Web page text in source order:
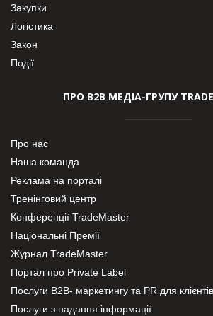
Закупки
Логістика
Закон
Події
ПРО В2В МЕДІА-ГРУПУ
Про нас
Наша команда
Реклама на порталі
Тренінговий центр
Конференції TradeMaster
Національні Премії
Журнал TradeMaster
Портал про Private Label
Послуги В2В- маркетингу та PR для клієнтів
Послуги з надання інформації